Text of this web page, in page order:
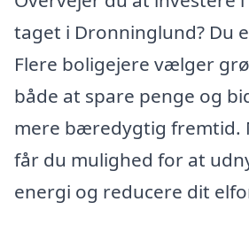
taget i Dronninglund? Du
Flere boligejere vælger
både at spare penge og
mere bæredygtig fremtid.
får du mulighed for at
energi og reducere dit